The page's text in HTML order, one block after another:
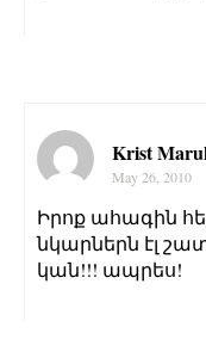
Krist
May 26, 2010
Իրոք ահագին
նկարներն էլ
կան!!! ապրես!